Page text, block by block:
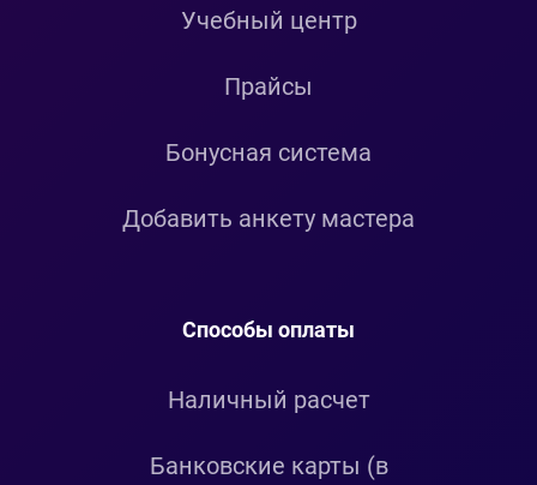
Учебный центр
Прайсы
Бонусная система
Добавить анкету мастера
Способы оплаты
Наличный расчет
Банковские карты (в